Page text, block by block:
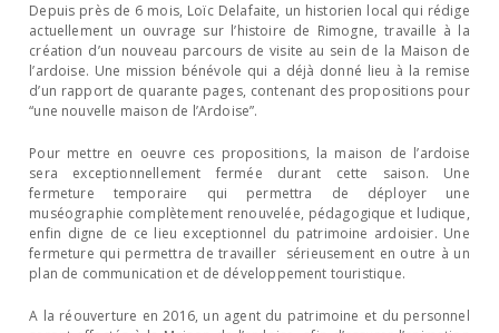
Depuis près de 6 mois, Loïc Delafaite, un historien local qui rédige
actuellement un ouvrage sur l’histoire de Rimogne, travaille à la
création d’un nouveau parcours de visite au sein de la Maison de
l’ardoise. Une mission bénévole qui a déjà donné lieu à la remise
d’un rapport de quarante pages, contenant des propositions pour
“une nouvelle maison de l’Ardoise”.
Pour mettre en oeuvre ces propositions, la maison de l’ardoise
sera exceptionnellement fermée durant cette saison. Une
fermeture temporaire qui permettra de déployer une
muséographie complètement renouvelée, pédagogique et ludique,
enfin digne de ce lieu exceptionnel du patrimoine ardoisier. Une
fermeture qui permettra de travailler sérieusement en outre à un
plan de communication et de développement touristique.
A la réouverture en 2016, un agent du patrimoine et du personnel